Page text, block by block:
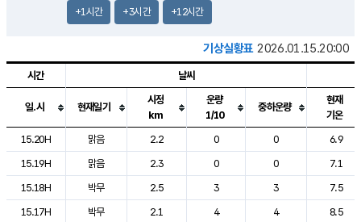
+1시간 +3시간 +12시간
기상실황표 2026.01.15.20:00
도시별 기상실황표로 지점, 날씨, 기온, 강수, 바람, 기압등을 안내한 표입
시간 날씨
일.시 현재일기
시정
km
운량
1/10
중하운량
현재
기온
15.20H
맑음 2.2 0 0
6.9
15.19H
맑음 2.3 0 0
7.1
15.18H
박무 2.5 3 3
7.5
15.17H
박무 2.1 4 4
8.5